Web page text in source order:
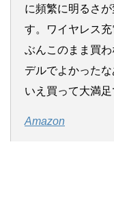
に頻繁に明るさ
す。ワイヤレス
ぶんこのまま買
デルでよかった
いえ買って大満足
Amazon